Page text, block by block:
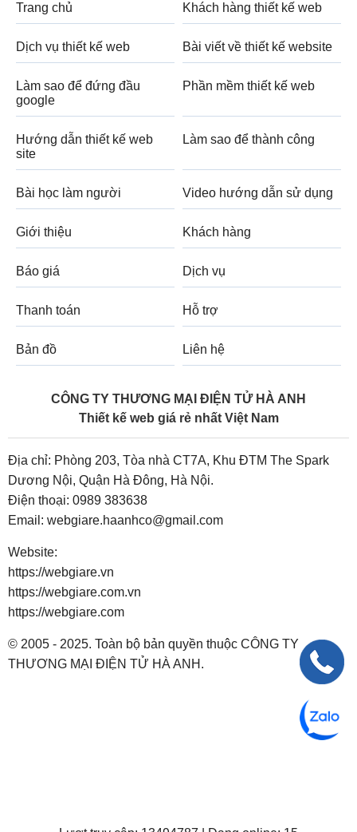
Trang chủ Khách hàng thiết kế web
Dịch vụ thiết kế web Bài viết về thiết kế website
Làm sao để đứng đầu
google
Phần mềm thiết kế web
Hướng dẫn thiết kế web
site
Làm sao để thành công
Bài học làm người Video hướng dẫn sử dụng
Giới thiệu Khách hàng
Báo giá Dịch vụ
Thanh toán Hỗ trợ
Bản đồ Liên hệ
CÔNG TY THƯƠNG MẠI ĐIỆN TỬ HÀ ANH
Thiết kế web giá rẻ nhất Việt Nam
Địa chỉ: Phòng 203, Tòa nhà CT7A, Khu ĐTM The Spark
Dương Nội, Quận Hà Đông, Hà Nội.
Điện thoại: 0989 383638
Email: webgiare.haanhco@gmail.com
Website:
https://webgiare.vn
https://webgiare.com.vn
https://webgiare.com
© 2005 - 2025. Toàn bộ bản quyền thuộc CÔNG TY
THƯƠNG MẠI ĐIỆN TỬ HÀ ANH.